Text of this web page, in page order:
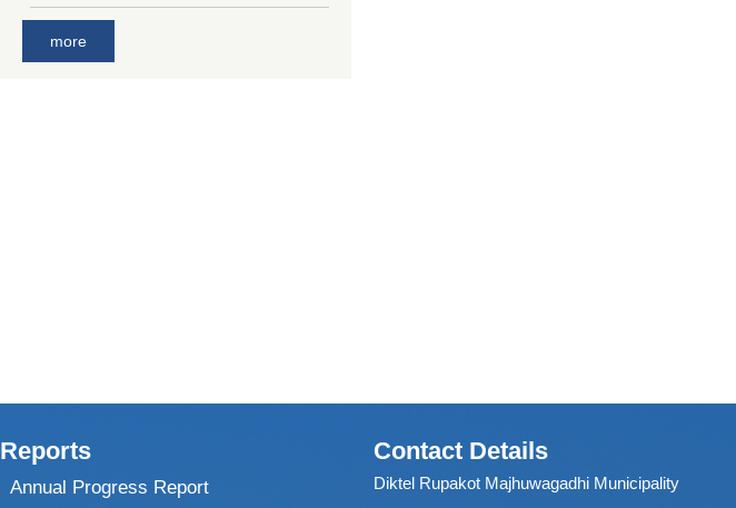
more
Reports
Annual Progress Report
Contact Details
Diktel Rupakot Majhuwagadhi Municipality